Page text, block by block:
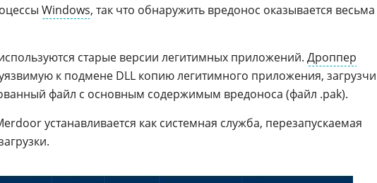
Windows, так что обнаружить вредонос оказывается весьма
старые версии легитимных приложений. Дроппер
к подмене DLL копию легитимного приложения,
файл с основным содержимым вредоноса (файл .pak).
устанавливается как системная служба, перезапускаемая